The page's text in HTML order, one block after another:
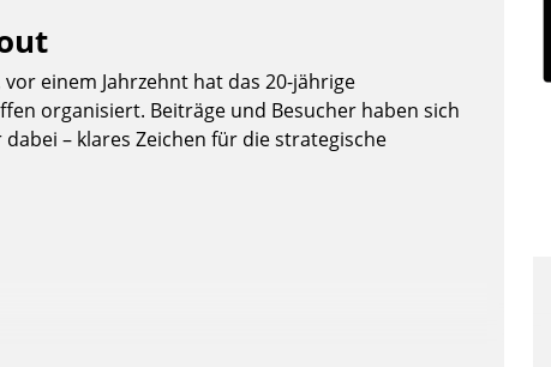
einem Jahrzehnt hat das 20-jährige
organisiert. Beiträge und Besucher haben sich
– klares Zeichen für die strategische